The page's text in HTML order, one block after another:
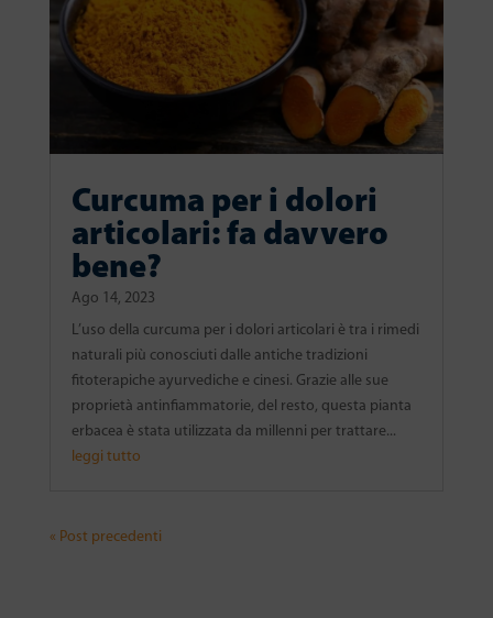
Curcuma per i dolori
articolari: fa davvero
bene?
Ago 14, 2023
L’uso della curcuma per i dolori articolari è tra i rimedi
naturali più conosciuti dalle antiche tradizioni
fitoterapiche ayurvediche e cinesi. Grazie alle sue
proprietà antinfiammatorie, del resto, questa pianta
erbacea è stata utilizzata da millenni per trattare...
leggi tutto
« Post precedenti